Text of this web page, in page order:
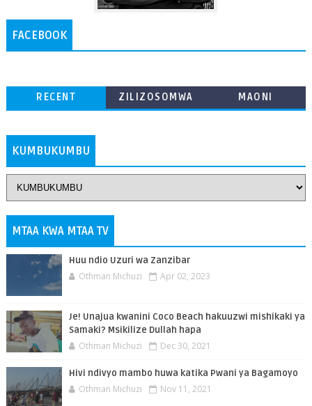
FACEBOOK
RECENT
ZILIZOSOMWA
MAONI
KUMBUKUMBU
MTAA KWA MTAA TV
Huu ndio Uzuri wa Zanzibar
Othman Michuzi Apr 02, 2023
Je! Unajua kwanini Coco Beach hakuuzwi mishikaki ya
Samaki? Msikilize Dullah hapa
Othman Michuzi Dec 30, 2021
Hivi ndivyo mambo huwa katika Pwani ya Bagamoyo
Othman Michuzi Nov 11, 2021